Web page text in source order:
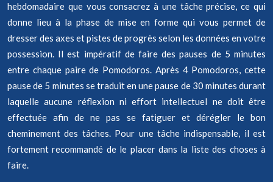
hebdomadaire que vous consacrez à une tâche précise, ce qui
donne lieu à la phase de mise en forme qui vous permet de
dresser des axes et pistes de progrès selon les données en votre
possession. Il est impératif de faire des pauses de 5 minutes
entre chaque paire de Pomodoros. Après 4 Pomodoros, cette
pause de 5 minutes se traduit en une pause de 30 minutes durant
laquelle aucune réflexion ni effort intellectuel ne doit être
effectuée afin de ne pas se fatiguer et dérégler le bon
cheminement des tâches. Pour une tâche indispensable, il est
fortement recommandé de le placer dans la liste des choses à
faire.